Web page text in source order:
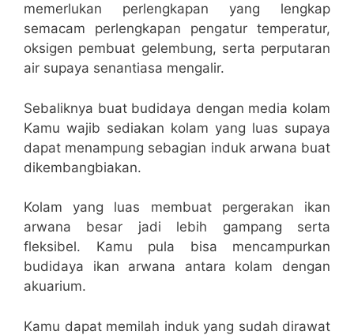
memerlukan perlengkapan yang lengkap
semacam perlengkapan pengatur temperatur,
oksigen pembuat gelembung, serta perputaran
air supaya senantiasa mengalir.
Sebaliknya buat budidaya dengan media kolam
Kamu wajib sediakan kolam yang luas supaya
dapat menampung sebagian induk arwana buat
dikembangbiakan.
Kolam yang luas membuat pergerakan ikan
arwana besar jadi lebih gampang serta
fleksibel. Kamu pula bisa mencampurkan
budidaya ikan arwana antara kolam dengan
akuarium.
Kamu dapat memilah induk yang sudah dirawat